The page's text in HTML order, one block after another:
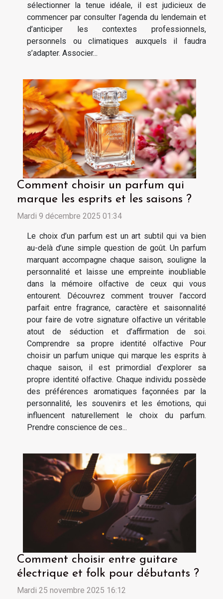
sélectionner la tenue idéale, il est judicieux de
commencer par consulter l’agenda du lendemain et
d’anticiper les contextes professionnels,
personnels ou climatiques auxquels il faudra
s’adapter. Associer...
Comment choisir un parfum qui
marque les esprits et les saisons ?
Mardi 9 décembre 2025 01:34
Le choix d’un parfum est un art subtil qui va bien
au-delà d’une simple question de goût. Un parfum
marquant accompagne chaque saison, souligne la
personnalité et laisse une empreinte inoubliable
dans la mémoire olfactive de ceux qui vous
entourent. Découvrez comment trouver l’accord
parfait entre fragrance, caractère et saisonnalité
pour faire de votre signature olfactive un véritable
atout de séduction et d’affirmation de soi.
Comprendre sa propre identité olfactive Pour
choisir un parfum unique qui marque les esprits à
chaque saison, il est primordial d’explorer sa
propre identité olfactive. Chaque individu possède
des préférences aromatiques façonnées par la
personnalité, les souvenirs et les émotions, qui
influencent naturellement le choix du parfum.
Prendre conscience de ces...
Comment choisir entre guitare
électrique et folk pour débutants ?
Mardi 25 novembre 2025 16:12